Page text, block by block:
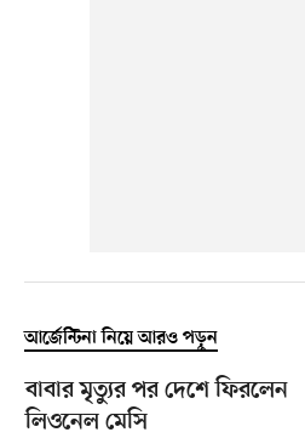
আর্জেন্টিনা নিয়ে আরও পড়ুন
বাবার মৃত্যুর পর দেশে ফিরলেন
লিওনেল মেসি